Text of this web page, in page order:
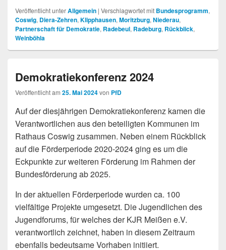
Veröffentlicht unterAllgemein | Verschlagwortet mit Bundesprogramm,
Coswig, Diera-Zehren, Klipphausen, Moritzburg, Niederau,
Partnerschaft für Demokratie, Radebeul, Radeburg, Rückblick,
Weinböhla
Demokratiekonferenz 2024
Veröffentlicht am 25. Mai 2024von PfD
Auf der diesjährigen Demokratiekonferenz kamen die
Verantwortlichen aus den beteiligten Kommunen im
Rathaus Coswig zusammen. Neben einem Rückblick
auf die Förderperiode 2020-2024 ging es um die
Eckpunkte zur weiteren Förderung im Rahmen der
Bundesförderung ab 2025.
In der aktuellen Förderperiode wurden ca. 100
vielfältige Projekte umgesetzt. Die Jugendlichen des
Jugendforums, für welches der KJR Meißen e.V.
verantwortlich zeichnet, haben in diesem Zeitraum
ebenfallsbedeutsame Vorhaben initiiert.